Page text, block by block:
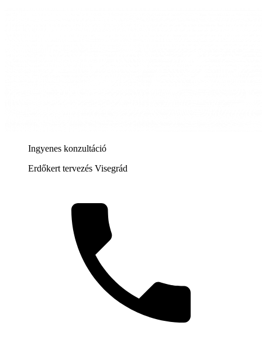
Ingyenes konzultáció
Erdőkert tervezés Visegrád